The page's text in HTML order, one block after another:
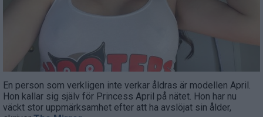
En person som verkligen inte verkar åldras är modellen April.
Hon kallar sig själv för Princess April på nätet. Hon har nu
väckt stor uppmärksamhet efter att ha avslöjat sin ålder,